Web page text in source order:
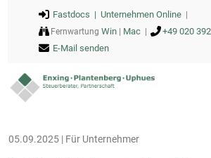
Fastdocs | Unternehmen Online|
Fernwartung Win| Mac| +49 020
E-Mail senden
05.09.2025 | Für Unternehmer